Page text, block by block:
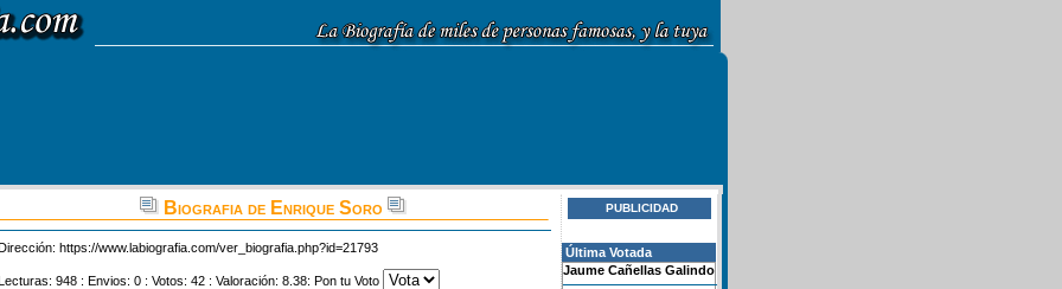
Biografia de Enrique Soro
https://www.labiografia.com/ver_biografia.php?id=21793
948 : Envios: 0 : Votos: 42 : Valoración: 8.38: Pon tu Voto
PUBLICIDAD
Última Votada
Jaume Cañellas Galindo